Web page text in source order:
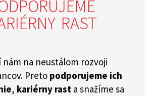
RAST
nám na neustálom rozvoji
Preto podporujeme ich
, kariérny rasta snažíme sa